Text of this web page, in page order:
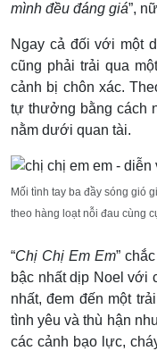
mình đều đáng giá”,
Ngay cả đối với một
cũng phải trải qua
cảnh bị chôn xác.
tự thưởng bằng cách
nằm dưới quan tài.
Mối tình tay ba đầy sóng gió
theo hàng loạt nỗi đau cùng
“Chị Chị Em Em”
bậc nhất dịp Noel với
nhất, đem đến một
tình yêu và thù hận
các cảnh bạo lực,